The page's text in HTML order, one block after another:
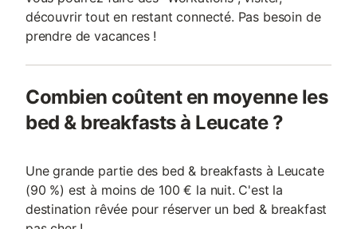
découvrir tout en restant connecté. Pas besoin de
prendre de vacances !
Combien coûtent en moyenne les
bed & breakfasts à Leucate ?
Une grande partie des bed & breakfasts à Leucate
(90 %) est à moins de 100 € la nuit. C'est la
destination rêvée pour réserver un bed & breakfast